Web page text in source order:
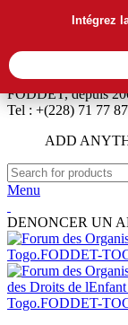
FODDET, depuis
Tel : +(228) 71 77
ADD
Menu
DENONCER UN
Intégrez
Intégrez